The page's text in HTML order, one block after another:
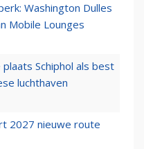
Washington Dulles
Mobile Lounges
Schiphol als best
luchthaven
2027 nieuwe route